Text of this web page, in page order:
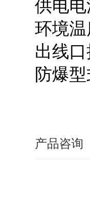
供电
环境
出线
防爆
产品咨询